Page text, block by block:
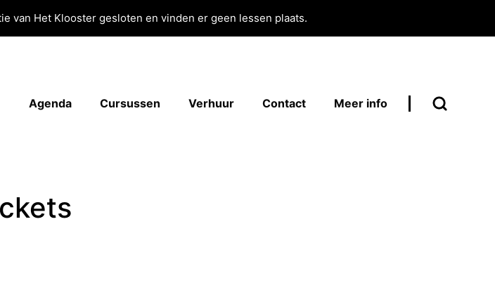
van Het Klooster gesloten en vinden er geen lessen plaats.
Agenda Cursussen Verhuur Contact Meer info